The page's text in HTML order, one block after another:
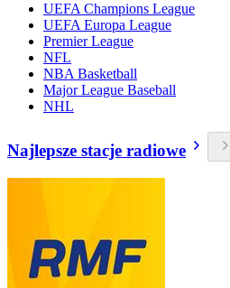
UEFA Champions League
UEFA Europa League
Premier League
NFL
NBA Basketball
Major League Baseball
NHL
Najlepsze stacje radiowe